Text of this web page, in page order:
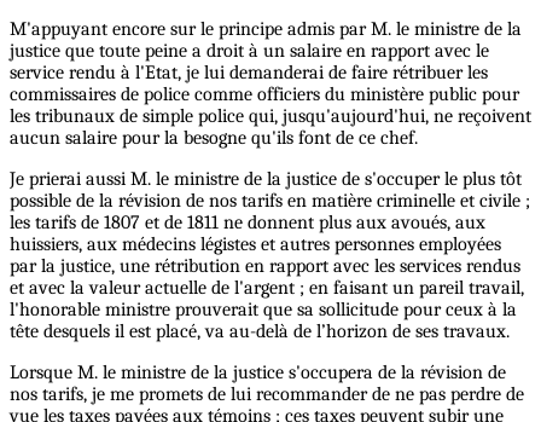
M'appuyant encore sur le principe admis par M. le ministre de la
justice que toute peine a droit à un salaire en rapport avec le
service rendu à l'Etat, je lui demanderai de faire rétribuer les
commissaires de police comme officiers du ministère public pour
les tribunaux de simple police qui, jusqu'aujourd'hui, ne reçoivent
aucun salaire pour la besogne qu'ils font de ce chef.
Je prierai aussi M. le ministre de la justice de s'occuper le plus tôt
possible de la révision de nos tarifs en matière criminelle et civile ;
les tarifs de 1807 et de 1811 ne donnent plus aux avoués, aux
huissiers, aux médecins légistes et autres personnes employées
par la justice, une rétribution en rapport avec les services rendus
et avec la valeur actuelle de l'argent ; en faisant un pareil travail,
l'honorable ministre prouverait que sa sollicitude pour ceux à la
tête desquels il est placé, va au-delà de l’horizon de ses travaux.
Lorsque M. le ministre de la justice s'occupera de la révision de
nos tarifs, je me promets de lui recommander de ne pas perdre de
vue les taxes payées aux témoins ; ces taxes peuvent subir une